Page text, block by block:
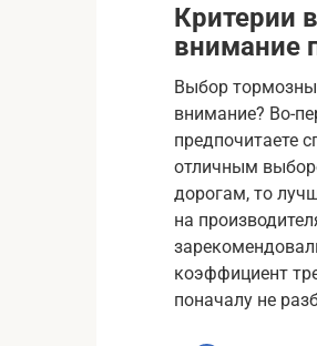
Критерии
внимание
Выбор
внимание? Во-
предпочитаете
отличным
дорогам, то
на
коэффициент
поначалу не